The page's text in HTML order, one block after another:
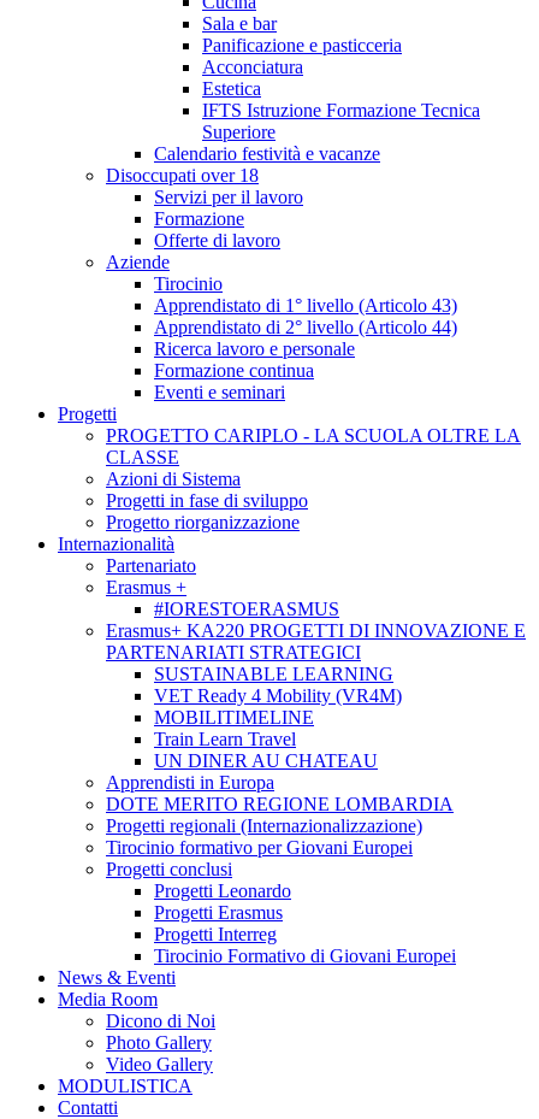
Sala e bar
Panificazione e pasticceria
Acconciatura
Estetica
IFTS Istruzione Formazione Tecnica
Superiore
Calendario festività e vacanze
Disoccupati over 18
Servizi per il lavoro
Formazione
Offerte di lavoro
Aziende
Tirocinio
Apprendistato di 1° livello (Articolo 43)
Apprendistato di 2° livello (Articolo 44)
Ricerca lavoro e personale
Formazione continua
Eventi e seminari
Progetti
PROGETTO CARIPLO - LA SCUOLA OLTRE LA
CLASSE
Azioni di Sistema
Progetti in fase di sviluppo
Progetto riorganizzazione
Internazionalità
Partenariato
Erasmus +
#IORESTOERASMUS
Erasmus+ KA220 PROGETTI DI INNOVAZIONE E
PARTENARIATI STRATEGICI
SUSTAINABLE LEARNING
VET Ready 4 Mobility (VR4M)
MOBILITIMELINE
Train Learn Travel
UN DINER AU CHATEAU
Apprendisti in Europa
DOTE MERITO REGIONE LOMBARDIA
Progetti regionali (Internazionalizzazione)
Tirocinio formativo per Giovani Europei
Progetti conclusi
Progetti Leonardo
Progetti Erasmus
Progetti Interreg
Tirocinio Formativo di Giovani Europei
News & Eventi
Media Room
Dicono di Noi
Photo Gallery
Video Gallery
MODULISTICA
Contatti